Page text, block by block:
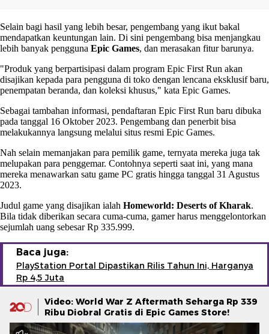
Selain bagi hasil yang lebih besar, pengembang yang ikut bakal
mendapatkan keuntungan lain. Di sini pengembang bisa menjangkau
lebih banyak pengguna Epic Games, dan merasakan fitur barunya.
"Produk yang berpartisipasi dalam program Epic First Run akan
disajikan kepada para pengguna di toko dengan lencana eksklusif baru,
penempatan beranda, dan koleksi khusus," kata Epic Games.
Sebagai tambahan informasi, pendaftaran Epic First Run baru dibuka
pada tanggal 16 Oktober 2023. Pengembang dan penerbit bisa
melakukannya langsung melalui situs resmi Epic Games.
Nah selain memanjakan para pemilik game, ternyata mereka juga tak
melupakan para penggemar. Contohnya seperti saat ini, yang mana
mereka menawarkan satu game PC gratis hingga tanggal 31 Agustus
2023.
Judul game yang disajikan ialah Homeworld: Deserts of Kharak.
Bila tidak diberikan secara cuma-cuma, gamer harus menggelontorkan
sejumlah uang sebesar Rp 335.999.
Baca juga:
PlayStation Portal Dipastikan Rilis Tahun Ini, Harganya
Rp 4,5 Juta
Video: World War Z Aftermath Seharga Rp 339
Ribu Diobral Gratis di Epic Games Store!